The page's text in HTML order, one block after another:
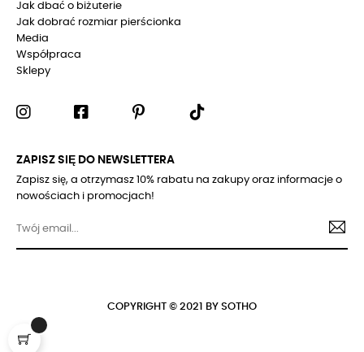
Jak dbać o biżuterie
Jak dobrać rozmiar pierścionka
Media
Współpraca
Sklepy
ZAPISZ SIĘ DO NEWSLETTERA
Zapisz się, a otrzymasz 10% rabatu na zakupy oraz informacje o
nowościach i promocjach!
COPYRIGHT © 2021 BY SOTHO